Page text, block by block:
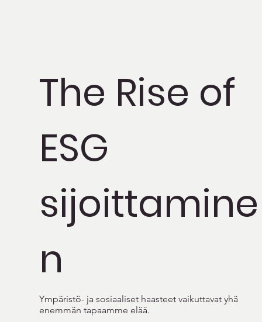
The Rise of
ESG
sijoittamine
n
Ympäristö- ja sosiaaliset haasteet vaikuttavat yhä
enemmän tapaamme elää.